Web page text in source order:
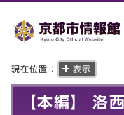
現在位置： 表示
【本編】 洛